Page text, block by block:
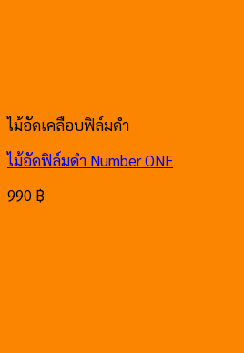
ไม้อัดเคลือบฟิล์มดำ
ไม้อัดฟิล์มดำ Number ONE
990 ฿